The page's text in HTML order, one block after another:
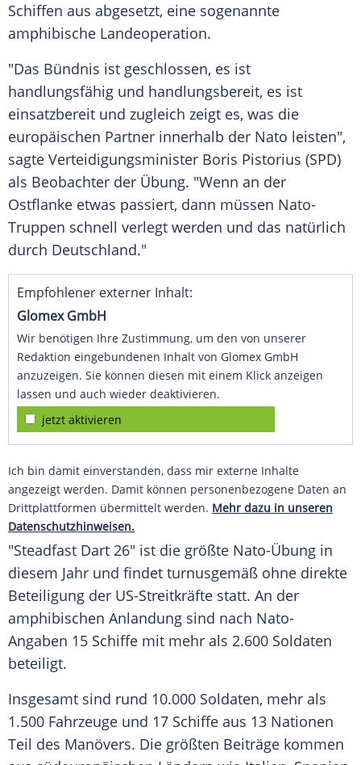
Schiffen aus abgesetzt, eine sogenannte
amphibische Landeoperation.
"Das Bündnis ist geschlossen, es ist
handlungsfähig und handlungsbereit, es ist
einsatzbereit und zugleich zeigt es, was die
europäischen Partner innerhalb der Nato leisten",
sagte Verteidigungsminister Boris Pistorius (SPD)
als Beobachter der Übung. "Wenn an der
Ostflanke etwas passiert, dann müssen Nato-
Truppen schnell verlegt werden und das natürlich
durch Deutschland."
Empfohlener externer Inhalt:
Glomex GmbH
Wir benötigen Ihre Zustimmung, um den von unserer
Redaktion eingebundenen Inhalt von Glomex GmbH
anzuzeigen. Sie können diesen mit einem Klick anzeigen
lassen und auch wieder deaktivieren.
jetzt aktivieren
Ich bin damit einverstanden, dass mir externe Inhalte
angezeigt werden. Damit können personenbezogene Daten an
Drittplattformen übermittelt werden. Mehr dazu in unseren
Datenschutzhinweisen.
"Steadfast Dart 26" ist die größte Nato-Übung in
diesem Jahr und findet turnusgemäß ohne direkte
Beteiligung der US-Streitkräfte statt. An der
amphibischen Anlandung sind nach Nato-
Angaben 15 Schiffe mit mehr als 2.600 Soldaten
beteiligt.
Insgesamt sind rund 10.000 Soldaten, mehr als
1.500 Fahrzeuge und 17 Schiffe aus 13 Nationen
Teil des Manövers. Die größten Beiträge kommen